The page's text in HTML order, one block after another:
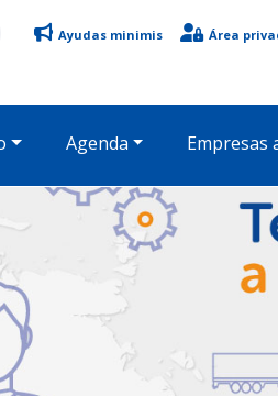
Ayudas minimis Área
Agenda Empresas